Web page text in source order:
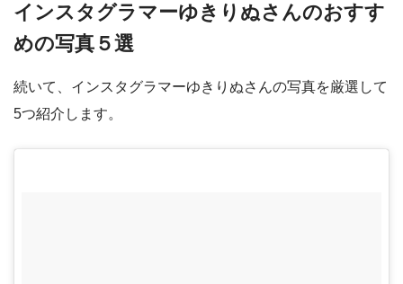
インスタグラマーゆきりぬさんのおすす
めの写真５選
続いて、インスタグラマーゆきりぬさんの写真を厳選して
5つ紹介します。